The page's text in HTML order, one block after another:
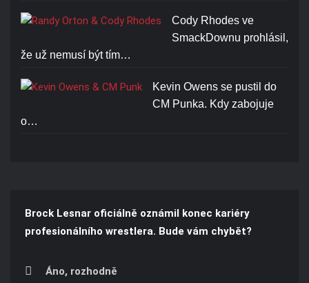
Cody Rhodes ve
SmackDownu prohlásil,
že už nemusí být tím…
Kevin Owens se pustil do
CM Punka. Kdy zabojuje
o…
Brock Lesnar oficiálně oznámil konec kariéry
profesionálního wrestlera. Bude vám chybět?
Áno, rozhodně